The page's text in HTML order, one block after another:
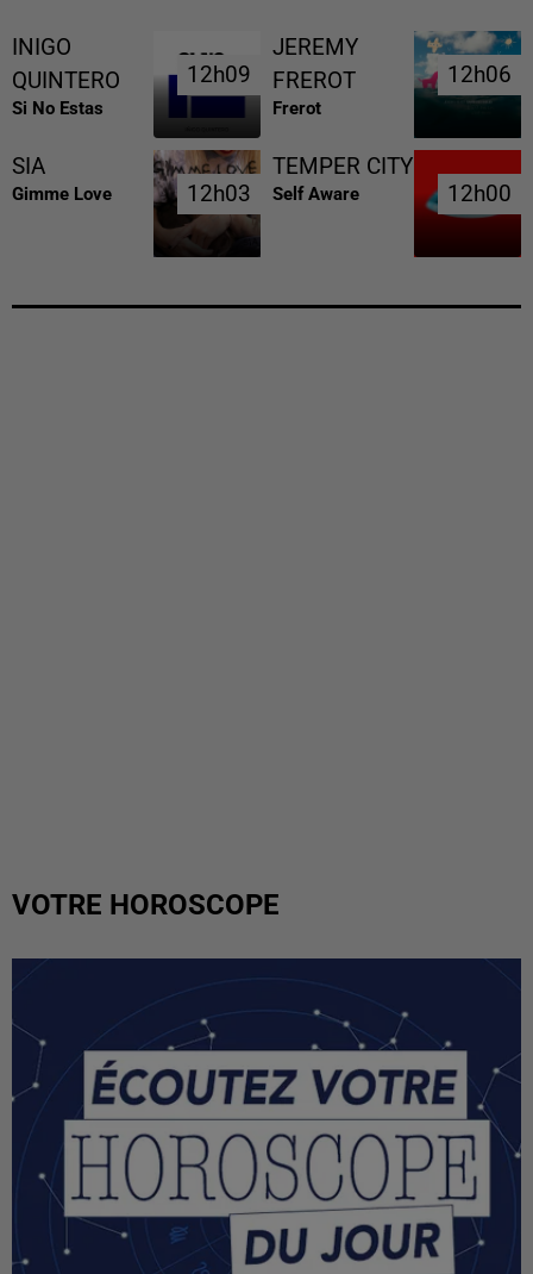
INIGO
QUINTERO
Si No Estas
12h09
12h09
JEREMY
FREROT
Frerot
12h06
12h06
SIA
Gimme Love 12h03
12h03
TEMPER CITY
Self Aware 12h00
12h00
VOTRE HOROSCOPE